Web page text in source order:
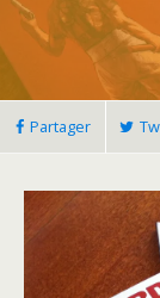
Partager